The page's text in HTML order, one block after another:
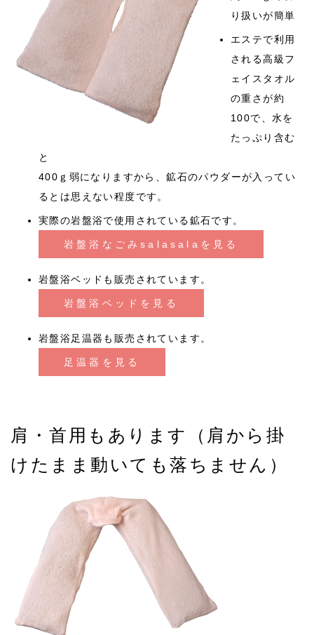
り扱いが簡単
エステで利用
される高級フ
ェイスタオル
の重さが約
100で、水を
たっぷり含む
と
400ｇ弱になりますから、鉱石のパウダーが入ってい
るとは思えない程度です。
実際の岩盤浴で使用されている鉱石です。
岩盤浴なごみsalasalaを見る
岩盤浴ベッドも販売されています。
岩盤浴ベッドを見る
岩盤浴足温器も販売されています。
足温器を見る
肩・首用もあります（肩から掛
けたまま動いても落ちません）